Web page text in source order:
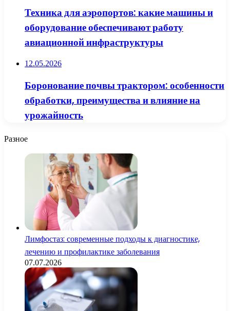
Техника для аэропортов: какие машины и
оборудование обеспечивают работу
авиационной инфраструктуры
12.05.2026
Боронование почвы трактором: особенности
обработки, преимущества и влияние на
урожайность
Разное
Лимфостаз: современные подходы к диагностике,
лечению и профилактике заболевания
07.07.2026